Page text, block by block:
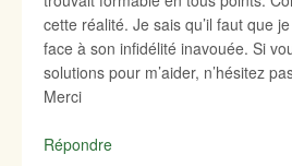
cette réalité. Je sais qu’il faut que
face à son infidélité inavouée. Si
solutions pour m’aider, n’hésitez
Merci
Répondre